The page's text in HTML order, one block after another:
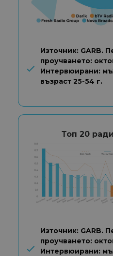
Източник: GARB.
проучването:
Интервюирани:
възраст 25-54 г.
Топ 20
Източник: GARB.
проучването:
Интервюирани: